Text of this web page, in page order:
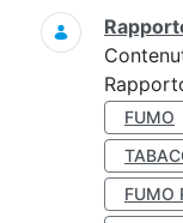
FUMO
FUMO